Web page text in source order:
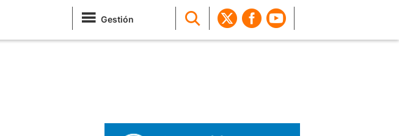
Gestión